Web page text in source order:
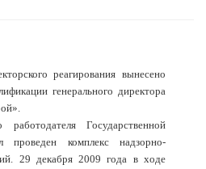
реагирования вынесено
генерального директора
Государственной
проведен комплекс надзорно-
29 декабря 2009 года в ходе